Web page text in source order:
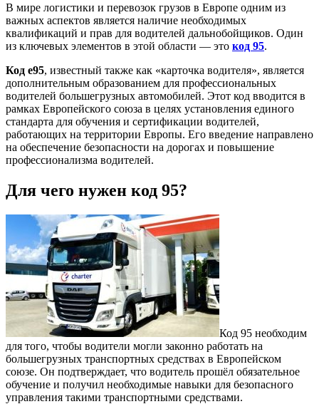
В мире логистики и перевозок грузов в Европе одним из
важных аспектов является наличие необходимых
квалификаций и прав для водителей дальнобойщиков. Один
из ключевых элементов в этой области — это код 95.
Код е95, известный также как «карточка водителя», является
дополнительным образованием для профессиональных
водителей большегрузных автомобилей. Этот код вводится в
рамках Европейского союза в целях установления единого
стандарта для обучения и сертификации водителей,
работающих на территории Европы. Его введение направлено
на обеспечение безопасности на дорогах и повышение
профессионализма водителей.
Для чего нужен код 95?
Код 95 необходим
для того, чтобы водители могли законно работать на
большегрузных транспортных средствах в Европейском
союзе. Он подтверждает, что водитель прошёл обязательное
обучение и получил необходимые навыки для безопасного
управления такими транспортными средствами.